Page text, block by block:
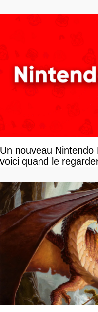
Un nouveau Nintendo
voici quand le